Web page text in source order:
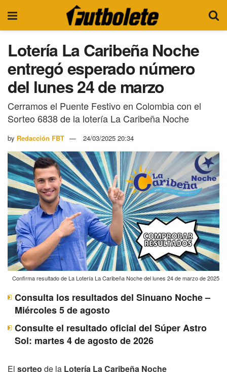
Lotería La Caribeña Noche
entregó esperado número
del lunes 24 de marzo
Cerramos el Puente Festivo en Colombia con el
Sorteo 6838 de la lotería La Caribeña Noche
by Redacción FBT 24/03/2025 20:34
Confirma resultado de La Lotería La Caribeña Noche del lunes 24 de marzo de 2025
Consulta los resultados del Sinuano Noche –
Miércoles 5 de agosto
Consulte el resultado oficial del Súper Astro
Sol: martes 4 de agosto de 2026
El sorteo de la Lotería La Caribeña Noche